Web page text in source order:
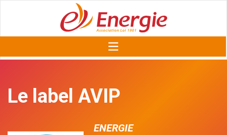
Le label AVIP
ENERGIE